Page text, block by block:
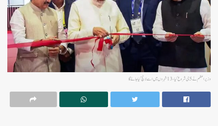
وزیر اعظم نے 5جی شروع کیا،13 شہروں میں اسے لانچ کیا جائے گا